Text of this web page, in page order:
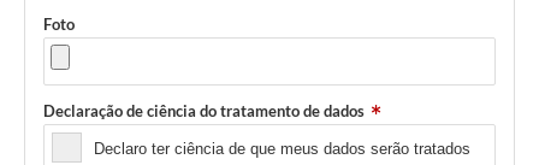
Foto
Declaração de ciência do tratamento de dados
Declaro ter ciência de que meus dados serão tratados